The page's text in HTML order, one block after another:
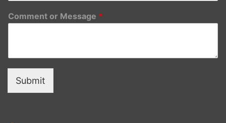
Comment or Message *
Submit